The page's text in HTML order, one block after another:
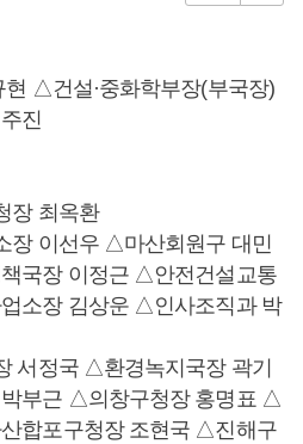
△건설·중화학부장(부국장)
진
장 최옥환
장 이선우 △마산회원구 대민
국장 이정근 △안전건설교통
소장 김상운 △인사조직과 박
서정국 △환경녹지국장 곽기
부근 △의창구청장 홍명표 △
합포구청장 조현국 △진해구